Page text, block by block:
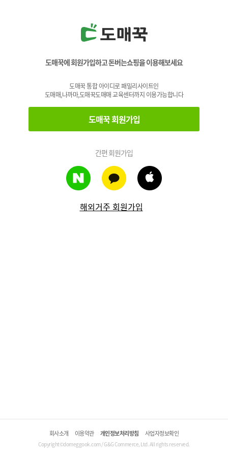
도매꾹에 회원가입하고 돈버는쇼핑을 이용해보세요
도매꾹 통합 아이디로 패밀리사이트인
도매매,나까마,도매꾹도매매 교육센터까지 이용가능합니다
도매꾹 회원가입
간편 회원가입
해외거주 회원가입
회사소개 이용약관 개인정보처리방침 사업자정보확인
Copyright©domeggook.com / G&G Commerce, Ltd. All rights reserved.